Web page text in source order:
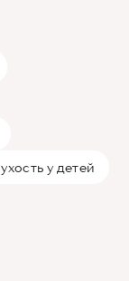
у детей